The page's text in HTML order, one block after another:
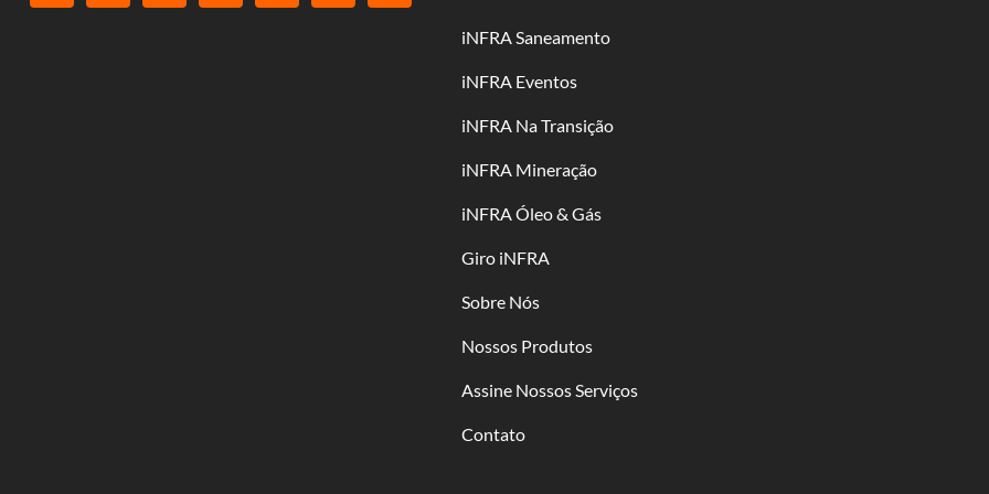
iNFRA Saneamento
iNFRA Eventos
iNFRA Na Transição
iNFRA Mineração
iNFRA Óleo & Gás
Giro iNFRA
Sobre Nós
Nossos Produtos
Assine Nossos Serviços
Contato